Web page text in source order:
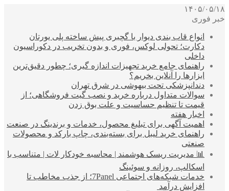
۱۴۰۵/۰۵/۱۸
خبر فوری
انواع قاب بندی دیوار با گچبری پیش ساخته پلی یورتان
دکارت؛ تحولی لوکس، فوری و بدون تخریب در دکوراسیون
داخلی
راهنمای جامع خرید تجهیزات اندازه گیری؛ چطور دقیق‌ترین
ابزارها را آنلاین بخریم؟
دندانپزشکی تحت بیهوشی در شرق تهران
سوالات متداول درباره خرید و نصب گیت فروشگاهی؛ از
قیمت تا تنظیم حساسیت و علت بوق زدن
اخبار هفته
اهمیت آگهی برای تبلیغ محصول، خدمات و برندینگ در صنعت
راهنمای خرید لیبل برای بسته‌بندی، چاپ بارکد و محصولات
صنعتی
📊 مدیریت ریسک هوشمند | محاسبه خودکار لات | متناسب با
اسکالپ، روزانه و سوئینگ
خدمات شبکه‌های اجتماعی 7Panel؛ از جذب مخاطب تا
افزایش درآمد